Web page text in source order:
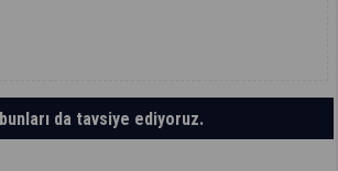
da tavsiye ediyoruz.